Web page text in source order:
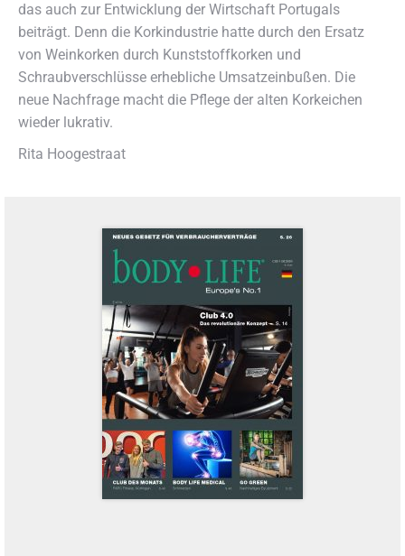
das auch zur Entwicklung der Wirtschaft Portugals
beiträgt. Denn die Korkindustrie hatte durch den Ersatz
von Weinkorken durch Kunststoffkorken und
Schraubverschlüsse erhebliche Umsatzeinbußen. Die
neue Nachfrage macht die Pflege der alten Korkeichen
wieder lukrativ.
Rita Hoogestraat